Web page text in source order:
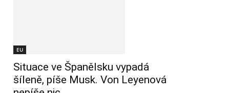
EU
Situace ve Španělsku vypadá
šíleně, píše Musk. Von Leyenová